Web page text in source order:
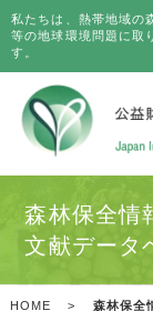
私たちは、熱帯地域の
等の地球環境問題に取
す。
森林保全情
文献データ
HOME > 森林保全